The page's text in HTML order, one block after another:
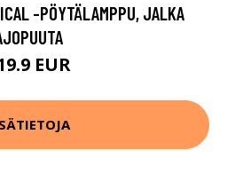
-PÖYTÄLAMPPU, JALKA
EUR